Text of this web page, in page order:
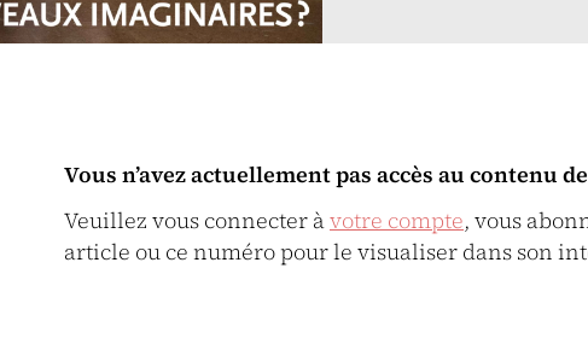
Vous n’avez actuellement pas accès au contenu
Veuillez vous connecter àvotre compte, vous
article ou ce numéro pour le visualiser dans son